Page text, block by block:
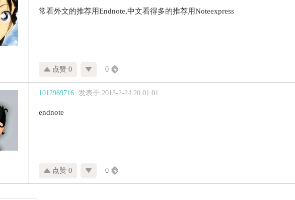
常看外文的推荐用Endnote,中文看得多的推荐用Noteexpress
点赞 0 0
1012969716 发表于 2013-2-24 20:01:01
endnote
点赞 0 0